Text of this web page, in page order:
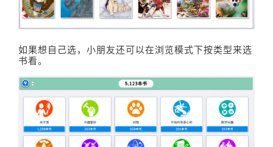
如果想自己选，小朋友还可以在浏览模式下按类型来选
书看。